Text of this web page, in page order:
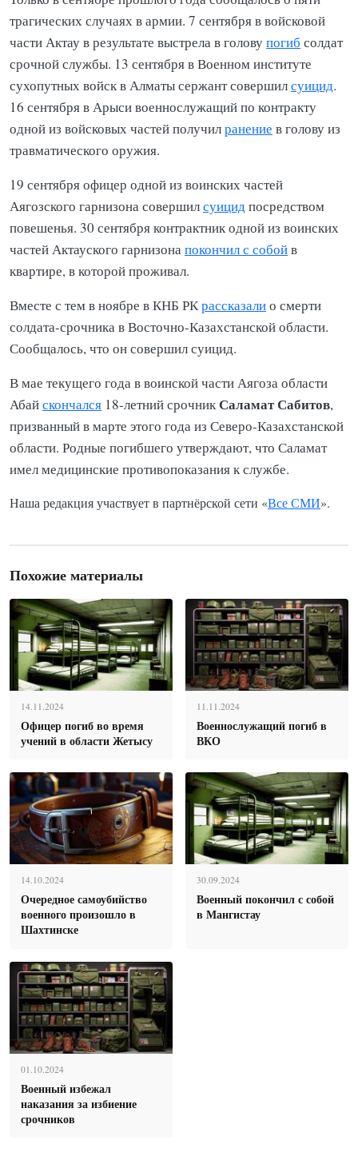
трагических случаях в армии. 7 сентября в войсковой
части Актау в результате выстрела в головупогиб солдат
срочной службы. 13 сентября в Военном институте
сухопутных войск в Алматы сержант совершилсуицид.
16 сентября в Арыси военнослужащий по контракту
одной из войсковых частей получилранение в голову из
травматического оружия.
19 сентября офицер одной из воинских частей
Аягозского гарнизона совершилсуицидпосредством
повешенья. 30 сентября контрактник одной из воинских
частей Актауского гарнизонапокончил с собойв
квартире, в которой проживал.
Вместе с тем в ноябре в КНБ РКрассказалио смерти
солдата-срочника в Восточно-Казахстанской области.
Сообщалось, что он совершил суицид.
В мае текущего года в воинской части Аягоза области
Абайскончался 18-летний срочникСаламат Сабитов,
призванный в марте этого года из Северо-Казахстанской
области. Родные погибшего утверждают, что Саламат
имел медицинские противопоказания к службе.
Наша редакция участвует в партнёрской сети «Все СМИ».
Похожие материалы
14.11.2024
Офицер погиб во время
учений в области Жетысу
11.11.2024
Военнослужащий погиб в
ВКО
14.10.2024
Очередное самоубийство
военного произошло в
Шахтинске
30.09.2024
Военный покончил с собой
в Мангистау
01.10.2024
Военный избежал
наказания за избиение
срочников